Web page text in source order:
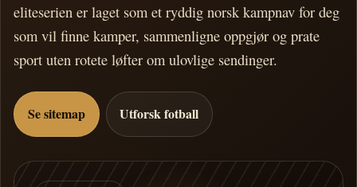
eliteserien er laget som et ryddig norsk kampnav for deg
som vil finne kamper, sammenligne oppgjør og prate
sport uten rotete løfter om ulovlige sendinger.
Se sitemap Utforsk fotball